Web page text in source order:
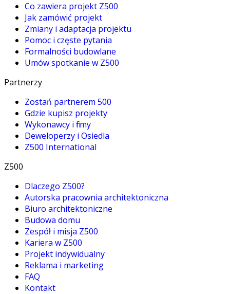
Co zawiera projekt Z500
Jak zamówić projekt
Zmiany i adaptacja projektu
Pomoc i częste pytania
Formalności budowlane
Umów spotkanie w Z500
Partnerzy
Zostań partnerem 500
Gdzie kupisz projekty
Wykonawcy i firmy
Deweloperzy i Osiedla
Z500 International
Z500
Dlaczego Z500?
Autorska pracownia architektoniczna
Biuro architektoniczne
Budowa domu
Zespół i misja Z500
Kariera w Z500
Projekt indywidualny
Reklama i marketing
FAQ
Kontakt